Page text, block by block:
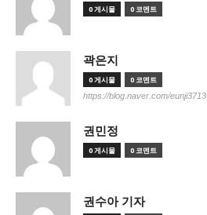
0 게시물 0 코멘트
곽은지
0 게시물 0 코멘트
https://blog.naver.com/eunji3713
권민정
0 게시물 0 코멘트
권수아 기자